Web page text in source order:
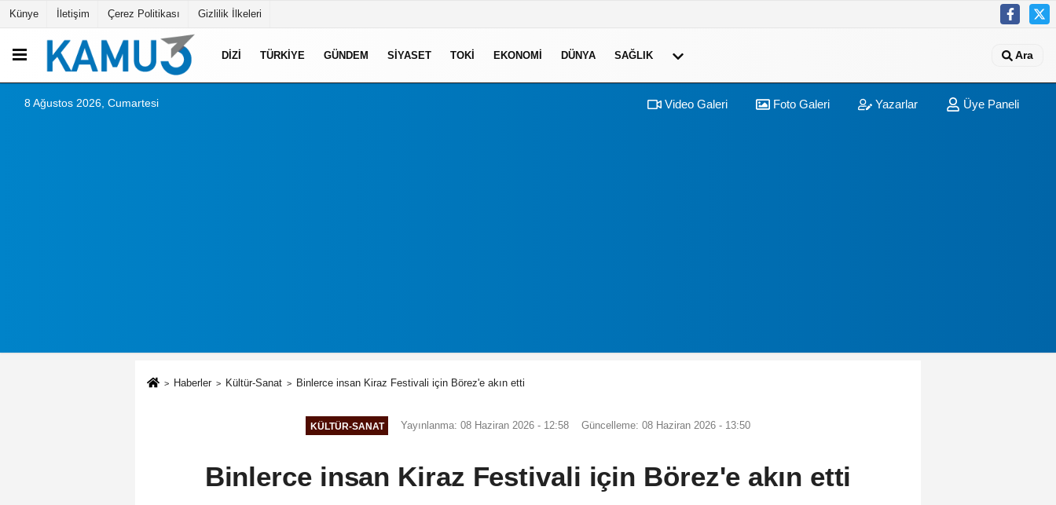
Künye İletişim Çerez Politikası Gizlilik İlkeleri
DIZI TÜRKIYE GÜNDEM SIYASET TOKI EKONOMI DÜNYA SAĞLIK Ara
8 Ağustos 2026, Cumartesi Video Galeri Foto Galeri Yazarlar Üye Paneli
Haberler Kültür-Sanat Binlerce insan Kiraz Festivali için Börez'e akın etti
KÜLTÜR-SANAT Yayınlanma: 08 Haziran 2026 - 12:58 Güncelleme: 08 Haziran 2026 - 13:50
Binlerce insan Kiraz Festivali için Börez'e akın etti